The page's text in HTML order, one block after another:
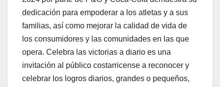
dedicación para empoderar a los atletas y a sus
familias, así como mejorar la calidad de vida de
los consumidores y las comunidades en las que
opera. Celebra las victorias a diario es una
invitación al público costarricense a reconocer y
celebrar los logros diarios, grandes o pequeños,